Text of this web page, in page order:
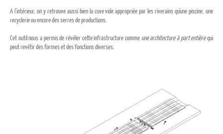
A l’intérieur, on y retrouve aussi bien la cuve vide appropriée par les riverains qu’une piscine, une
recyclerie ou encore des serres de productions.
Cet outil nous a permis de révéler cette infrastructure comme une architecture à part entièrequi
peut revêtir des formes et des fonctions diverses.